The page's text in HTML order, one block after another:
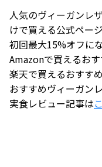
人気のヴィーガンレ
けで買える公式ペー
初回最大15%オフに
Amazonで買えるお
楽天で買えるおすす
おすすめヴィーガン
実食レビュー記事は